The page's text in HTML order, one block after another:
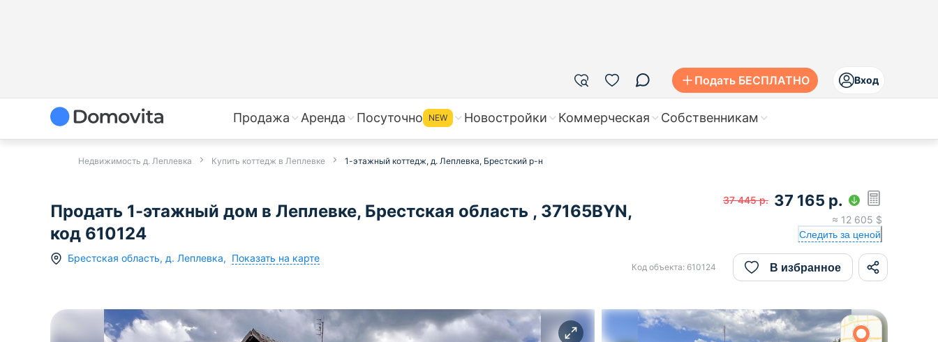
Подать БЕСПЛАТНО Вход
Продажа Аренда Посуточно NEW Новостройки Коммерческая Собственникам
Недвижимость д. Леплевка Купить коттедж в Леплевке 1-этажный коттедж, д. Леплевка, Брестский р-н
Продать 1-этажный дом в Леплевке, Брестская область , 37165BYN,
код 610124
Брестская область, д. Леплевка, Показать на карте
37 445 р. 37 165 р.
≈ 12 605 $
Следить за ценой
Код объекта: 610124 В избранное